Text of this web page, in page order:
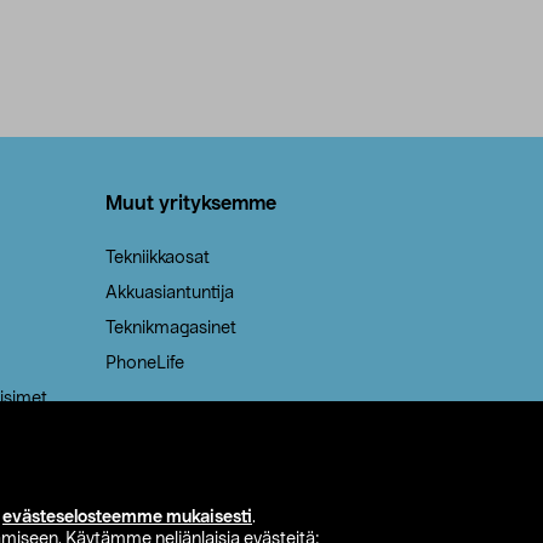
evästeselosteemme mukaisesti.
Käytämme neljänlaisia evästeitä:
Muut yrityksemme
Tekniikkaosat
Akkuasiantuntija
Teknikmagasinet
PhoneLife